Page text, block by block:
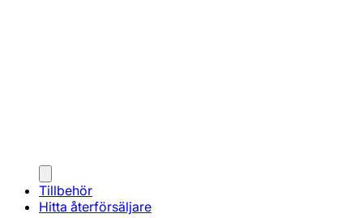
Tillbehör
Hitta återförsäljare